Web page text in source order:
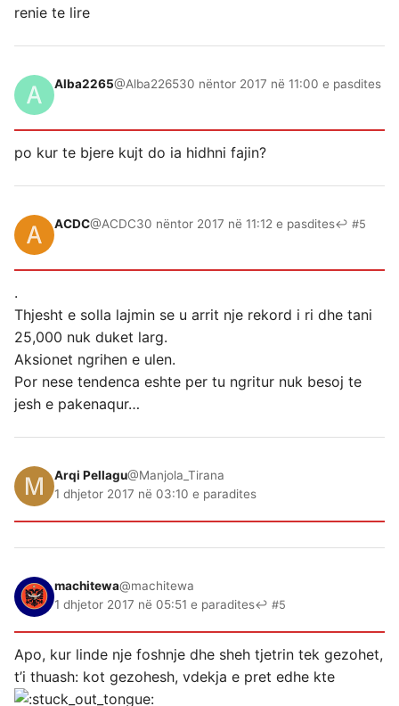
renie te lire
Alba2265@Alba226530 nëntor 2017 në 11:00 e pasdites
po kur te bjere kujt do ia hidhni fajin?
ACDC@ACDC30 nëntor 2017 në 11:12 e pasdites↩ #5
.
Thjesht e solla lajmin se u arrit nje rekord i ri dhe tani
25,000 nuk duket larg.
Aksionet ngrihen e ulen.
Por nese tendenca eshte per tu ngritur nuk besoj te
jesh e pakenaqur…
Arqi Pellagu@Manjola_Tirana
1 dhjetor 2017 në 03:10 e paradites
machitewa@machitewa
1 dhjetor 2017 në 05:51 e paradites↩ #5
Apo, kur linde nje foshnje dhe sheh tjetrin tek gezohet,
t’i thuash: kot gezohesh, vdekja e pret edhe kte